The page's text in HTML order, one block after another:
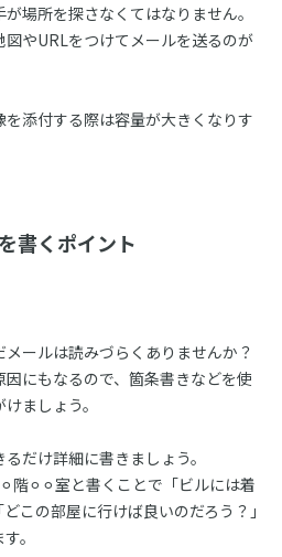
場所を探さなくてはなりません。
やURLをつけてメールを送るのが
添付する際は容量が大きくなりす
書くポイント
ールは読みづらくありませんか？
にもなるので、箇条書きなどを使
ましょう。
だけ詳細に書きましょう。
階⚪︎⚪︎室と書くことで「ビルには着
この部屋に行けば良いのだろう？」
。